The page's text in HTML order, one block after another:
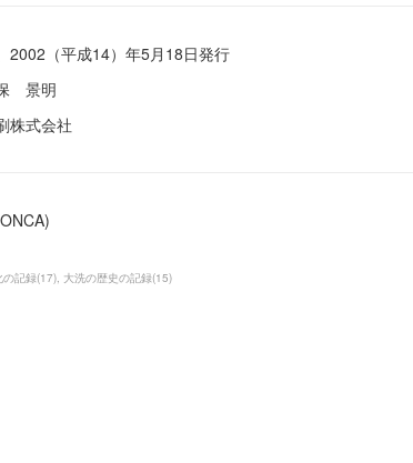
2002（平成14）年5月18日発行
景明
株式会社
の記録(17) 大洗の歴史の記録(15)